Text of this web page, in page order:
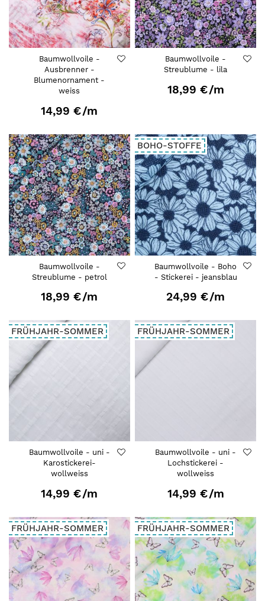
Baumwollvoile -
Ausbrenner -
Blumenornament -
weiss
14,99 €/m
Baumwollvoile -
Streublume - lila
18,99 €/m
Baumwollvoile -
Streublume - petrol
18,99 €/m
BOHO-STOFFE
Baumwollvoile - Boho
- Stickerei - jeansblau
24,99 €/m
FRÜHJAHR-SOMMER
Baumwollvoile - uni -
Karostickerei-
wollweiss
14,99 €/m
FRÜHJAHR-SOMMER
Baumwollvoile - uni -
Lochstickerei -
wollweiss
14,99 €/m
FRÜHJAHR-SOMMER FRÜHJAHR-SOMMER